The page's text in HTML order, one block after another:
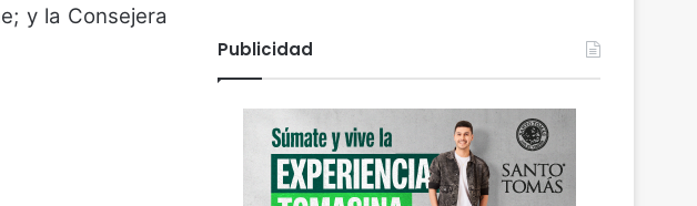
y la Consejera
Publicidad